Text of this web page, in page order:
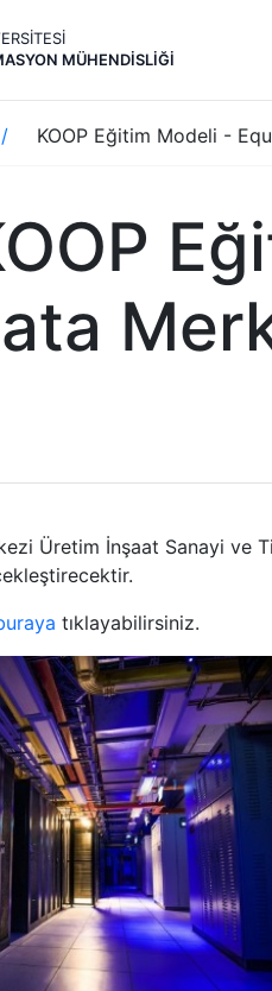
MÜHENDISLIĞI
KOOP Eğitim Modeli -
Üretim İnşaat Sanayi ve
tıklayabilirsiniz.